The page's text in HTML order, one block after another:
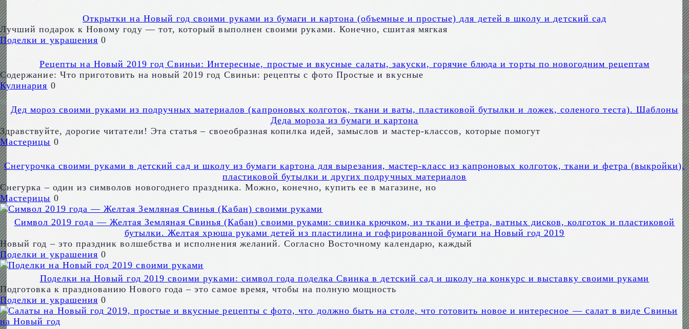
Открытки на Новый год своими руками из бумаги и картона (объемные и простые) для детей в школу и детский сад
Лучший подарок к Новому году — тот, который выполнен своими руками. Конечно, сшитая мягкая
Поделки и украшения 0
Рецепты на Новый 2019 год Свиньи: Интересные, простые и вкусные салаты, закуски, горячие блюда и торты по новогодним рецептам
Содержание: Что приготовить на новый 2019 год Свиньи: рецепты с фото Простые и вкусные
Кулинария 0
Дед мороз своими руками из подручных материалов (капроновых колготок, ткани и ваты, пластиковой бутылки и ложек, соленого теста). Шаблоны
Деда мороза из бумаги и картона
Здравствуйте, дорогие читатели! Эта статья – своеобразная копилка идей, замыслов и мастер-классов, которые помогут
Мастерицы 0
Снегурочка своими руками в детский сад и школу из бумаги картона для вырезания, мастер-класс из капроновых колготок, ткани и фетра (выкройки),
пластиковой бутылки и других подручных материалов
Снегурка – один из символов новогоднего праздника. Можно, конечно, купить ее в магазине, но
Мастерицы 0
Символ 2019 года — Желтая Земляная Свинья (Кабан) своими руками: свинка крючком, из ткани и фетра, ватных дисков, колготок и пластиковой
бутылки. Желтая хрюша руками детей из пластилина и гофрированной бумаги на Новый год 2019
Новый год – это праздник волшебства и исполнения желаний. Согласно Восточному календарю, каждый
Поделки и украшения 0
Поделки на Новый год 2019 своими руками: символ года поделка Свинка в детский сад и школу на конкурс и выставку своими руками
Подготовка к празднованию Нового года – это самое время, чтобы на полную мощность
Поделки и украшения 0